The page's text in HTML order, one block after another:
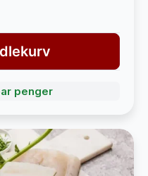
penger